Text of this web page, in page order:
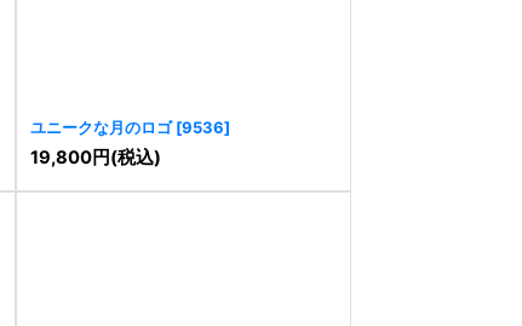
ユニークな月のロゴ [9536]
19,800円(税込)